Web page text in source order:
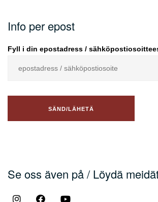
Info per epost
Fyll i din epostadress /
Se oss även på / Löydä